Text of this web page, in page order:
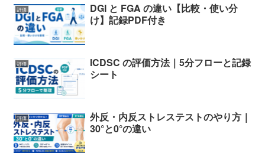
評価
DGI と FGA の違い【比較・使い分
け】記録PDF付き
評価
ICDSC の評価方法｜5分フローと記録
シート
評価
外反・内反ストレステストのやり方｜
30°と0°の違い